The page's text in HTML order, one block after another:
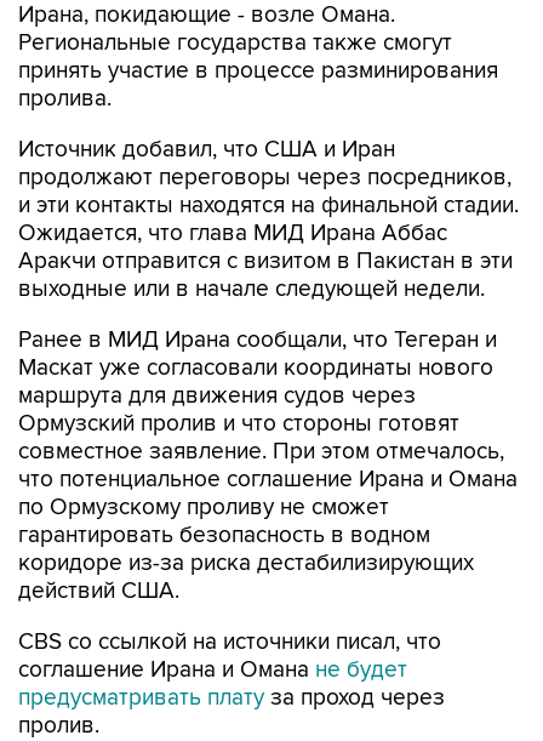
Ирана, покидающие - возле Омана.
Региональные государства также смогут
принять участие в процессе разминирования
пролива.
Источник добавил, что США и Иран
продолжают переговоры через посредников,
и эти контакты находятся на финальной стадии.
Ожидается, что глава МИД Ирана Аббас
Аракчи отправится с визитом в Пакистан в эти
выходные или в начале следующей недели.
Ранее в МИД Ирана сообщали, что Тегеран и
Маскат уже согласовали координаты нового
маршрута для движения судов через
Ормузский пролив и что стороны готовят
совместное заявление. При этом отмечалось,
что потенциальное соглашение Ирана и Омана
по Ормузскому проливу не сможет
гарантировать безопасность в водном
коридоре из-за риска дестабилизирующих
действий США.
CBS со ссылкой на источники писал, что
соглашение Ирана и Омана не будет
предусматривать плату за проход через
пролив.